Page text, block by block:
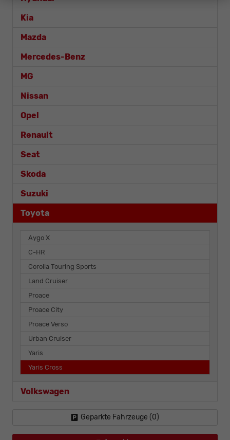
Kia
Mazda
Mercedes-Benz
MG
Nissan
Opel
Renault
Seat
Skoda
Suzuki
Toyota
Aygo X
C-HR
Corolla Touring Sports
Land Cruiser
Proace
Proace City
Proace Verso
Urban Cruiser
Yaris
Yaris Cross
Volkswagen
Geparkte Fahrzeuge (0)